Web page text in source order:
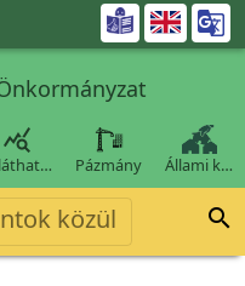


Pázmány Állami k…
közül 